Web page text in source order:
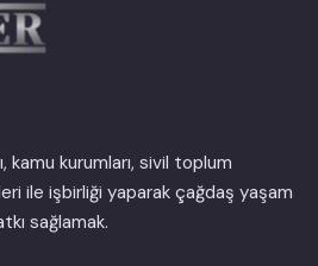
kamu kurumları, sivil toplum
ile işbirliği yaparak çağdaş yaşam
sağlamak.